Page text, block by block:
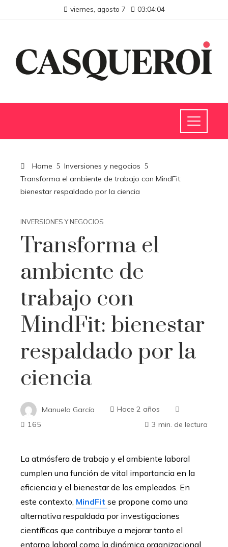
viernes, agosto 7 03:04:05
Home
Inversiones y negocios
Transforma el ambiente de trabajo con MindFit:
bienestar respaldado por la ciencia
INVERSIONES Y NEGOCIOS
Transforma el
ambiente de
trabajo con
MindFit: bienestar
respaldado por la
ciencia
Manuela García
Hace 2 años
165
3 min. de lectura
La atmósfera de trabajo y el ambiente laboral
cumplen una función de vital importancia en la
eficiencia y el bienestar de los empleados. En
este contexto, MindFit se propone como una
alternativa respaldada por investigaciones
científicas que contribuye a mejorar tanto el
entorno laboral como la dinámica organizacional